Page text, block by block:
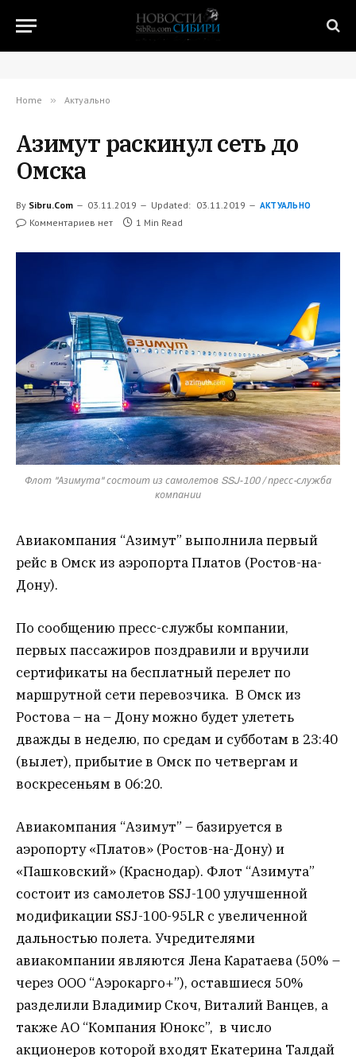
Home » Актуально
Азимут раскинул сеть до
Омска
By Sibru.Com 03.11.2019 Updated: 03.11.2019 АКТУАЛЬНО
Комментариев нет 1 Min Read
Флот "Азимута" состоит из самолетов SSJ-100 / пресс-служба
компании
Авиакомпания “Азимут” выполнила первый
рейс в Омск из аэропорта Платов (Ростов-на-
Дону).
По сообщению пресс-службы компании,
первых пассажиров поздравили и вручили
сертификаты на бесплатный перелет по
маршрутной сети перевозчика. В Омск из
Ростова – на – Дону можно будет улететь
дважды в неделю, по средам и субботам в 23:40
(вылет), прибытие в Омск по четвергам и
воскресеньям в 06:20.
Авиакомпания “Азимут” – базируется в
аэропорту «Платов» (Ростов-на-Дону) и
«Пашковский» (Краснодар). Флот “Азимута”
состоит из самолетов SSJ-100 улучшенной
модификации SSJ-100-95LR с увеличенной
дальностью полета. Учредителями
авиакомпании являются Лена Каратаева (50% –
через ООО “Аэрокарго+”), оставшиеся 50%
разделили Владимир Скоч, Виталий Ванцев, а
также АО “Компания Юнокс”, в число
акционеров которой входят Екатерина Талдай